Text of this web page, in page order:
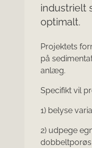
industrielt
optimalt.
Projektets
på
anlæg.
Specifikt vil
1) belyse
2) udpege
dobbeltporøs